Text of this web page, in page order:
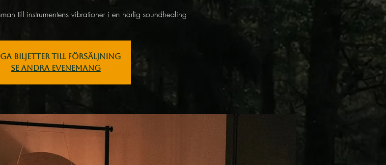
till instrumentens vibrationer i en härlig soundhealing
biljetter till försäljning
Se andra evenemang